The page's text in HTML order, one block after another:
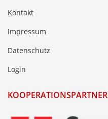
Kontakt
Impressum
Datenschutz
Login
KOOPERATIONSPARTNER